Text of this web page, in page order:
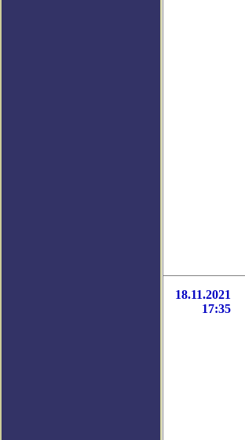
18.11.2021
17:35